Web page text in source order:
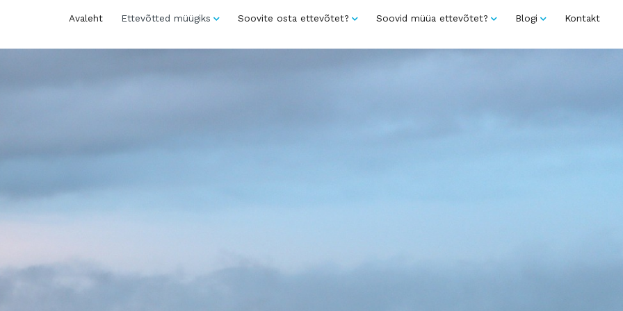
Avaleht Ettevõtted müügiks Soovite osta ettevõtet? Soovid müüa ettevõtet? Blogi Kontakt